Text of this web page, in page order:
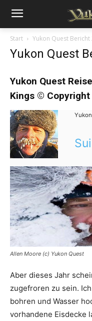
Start Yukon Quest Bericht
Yukon Quest
Yukon Quest
Kings © Copyright
Allen Moore (c) Yukon Quest
Aber dieses Jahr
zugefroren zu sein.
bohren und Wasser
vorhandene Eisdecke